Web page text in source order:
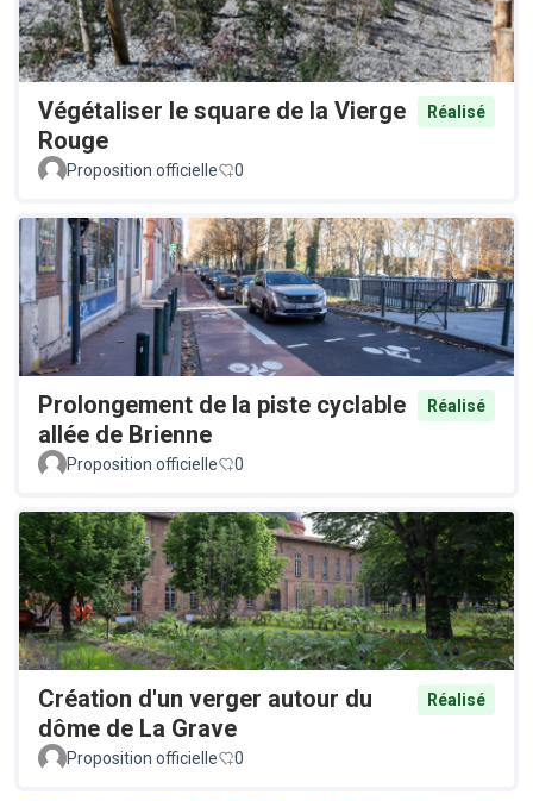
Végétaliser le square de la Vierge
Rouge
Réalisé
Proposition officielle 0
Prolongement de la piste cyclable
allée de Brienne
Réalisé
Proposition officielle 0
Création d'un verger autour du
dôme de La Grave
Réalisé
Proposition officielle 0